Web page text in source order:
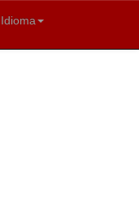
Idioma